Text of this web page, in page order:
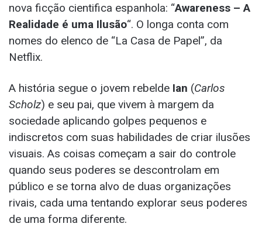
nova ficção cientifica espanhola: “Awareness – A
Realidade é uma Ilusão“. O longa conta com
nomes do elenco de “La Casa de Papel”, da
Netflix.
A história segue o jovem rebelde Ian (Carlos
Scholz) e seu pai, que vivem à margem da
sociedade aplicando golpes pequenos e
indiscretos com suas habilidades de criar ilusões
visuais. As coisas começam a sair do controle
quando seus poderes se descontrolam em
público e se torna alvo de duas organizações
rivais, cada uma tentando explorar seus poderes
de uma forma diferente.